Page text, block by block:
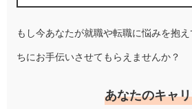
もし今あなたが就職や転職に悩みを抱
ちにお手伝いさせてもらえませんか？
あなたのキャ